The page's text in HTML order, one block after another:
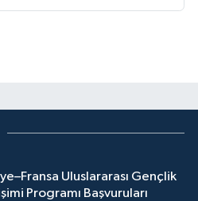
Uluslararası Gençlik
Programı Başvuruları